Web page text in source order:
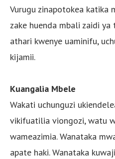
Vurugu zinapotokea katika
zake huenda mbali zaidi
athari kwenye uaminifu,
kijamii.
Kuangalia Mbele
Wakati uchunguzi
vikifuatilia viongozi, watu
wameazimia. Wanataka
apate haki. Wanataka